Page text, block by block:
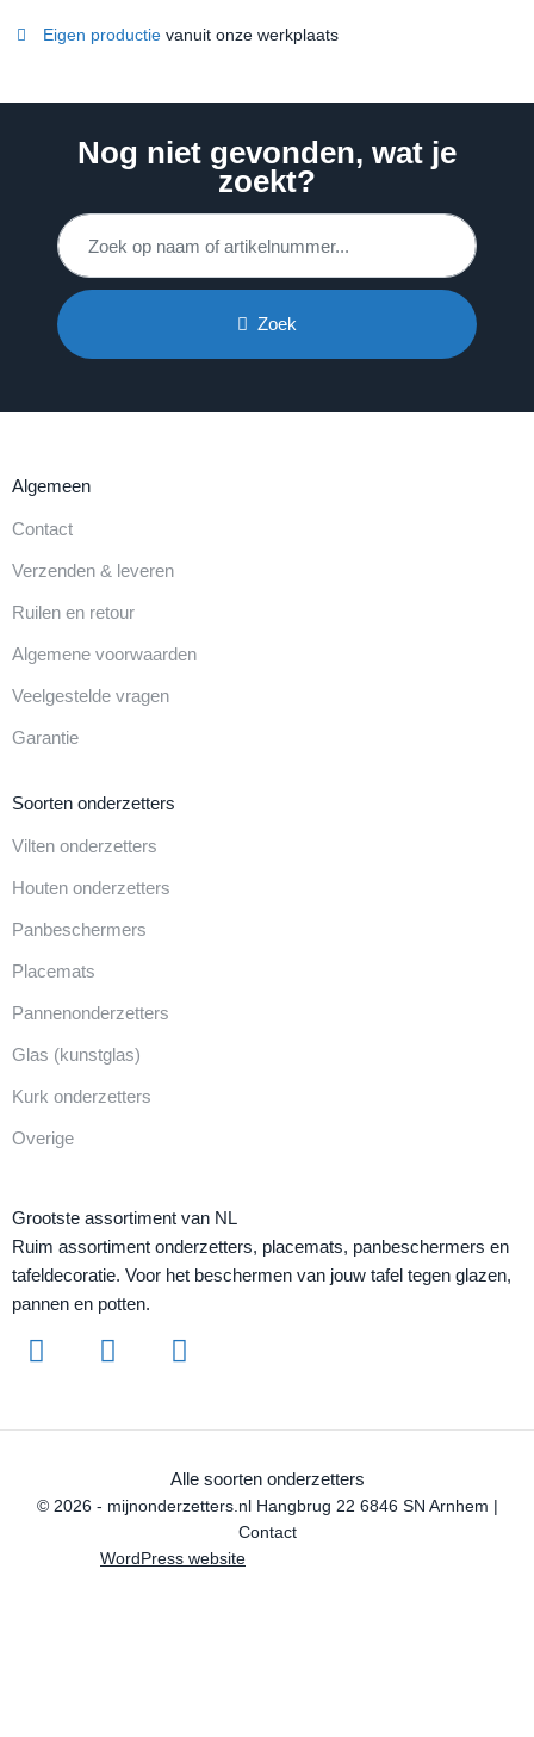
Eigen productie vanuit onze werkplaats
Nog niet gevonden, wat je
zoekt?
Zoek
Algemeen
Contact
Verzenden & leveren
Ruilen en retour
Algemene voorwaarden
Veelgestelde vragen
Garantie
Soorten onderzetters
Vilten onderzetters
Houten onderzetters
Panbeschermers
Placemats
Pannenonderzetters
Glas (kunstglas)
Kurk onderzetters
Overige
Grootste assortiment van NL
Ruim assortiment onderzetters, placemats, panbeschermers en
tafeldecoratie. Voor het beschermen van jouw tafel tegen glazen,
pannen en potten.
Alle soorten onderzetters
© 2026 - mijnonderzetters.nl Hangbrug 22 6846 SN Arnhem |
Contact
WordPress website